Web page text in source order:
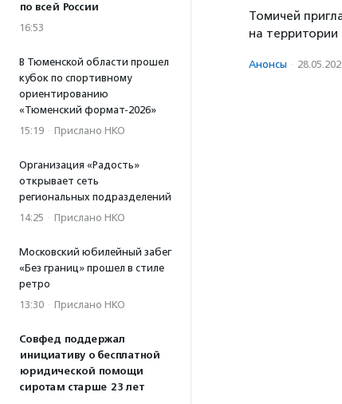
по всей России
16:53
В Тюменской области прошел
кубок по спортивному
ориентированию
«Тюменский формат-2026»
15:19 · Прислано НКО
Организация «Радость»
открывает сеть
региональных подразделений
14:25 · Прислано НКО
Московский юбилейный забег
«Без границ» прошел в стиле
ретро
13:30 · Прислано НКО
Совфед поддержал
инициативу о бесплатной
юридической помощи
сиротам старше 23 лет
Томичей
на территории
Анонсы ·